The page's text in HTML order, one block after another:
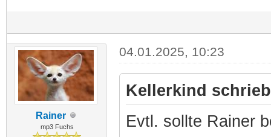
Rainer
mp3 Fuchs
04.01.2025, 10:23
Kellerkind
Evtl. sollte Rainer